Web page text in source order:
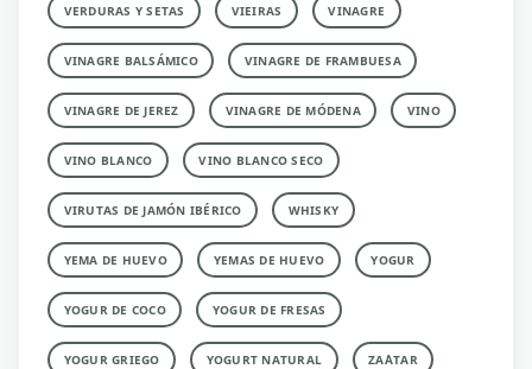
VERDURAS Y SETAS VIEIRAS VINAGRE
VINAGRE BALSÁMICO VINAGRE DE FRAMBUESA
VINAGRE DE JEREZ VINAGRE DE MÓDENA VINO
VINO BLANCO VINO BLANCO SECO
VIRUTAS DE JAMÓN IBÉRICO WHISKY
YEMA DE HUEVO YEMAS DE HUEVO YOGUR
YOGUR DE COCO YOGUR DE FRESAS
YOGUR GRIEGO YOGURT NATURAL ZA´ATAR